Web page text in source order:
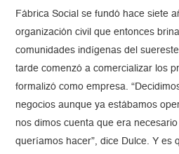
Fábrica Social se fundó hace siete
organización civil que entonces
comunidades indígenas del
tarde comenzó a comercializar los
formalizó como empresa.
negocios aunque ya estábamos
nos dimos cuenta que era
queríamos hacer”, dice Dulce. Y es